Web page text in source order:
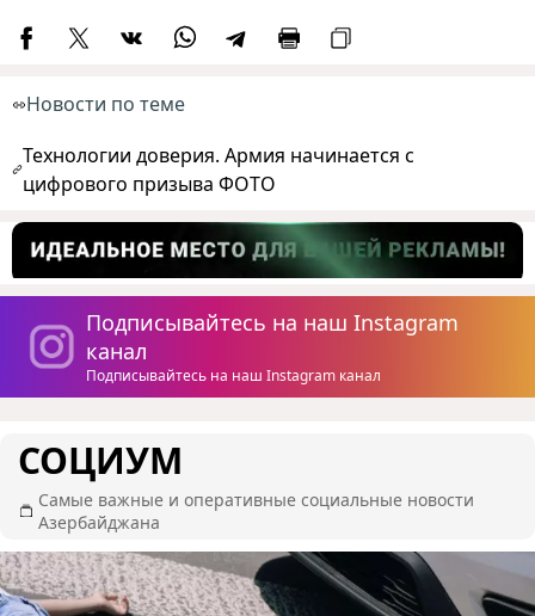
Новости по теме
Технологии доверия. Армия начинается с
цифрового призыва ФОТО
Подписывайтесь на наш Instagram
канал
Подписывайтесь на наш Instagram канал
СОЦИУМ
Самые важные и оперативные социальные новости
Азербайджана